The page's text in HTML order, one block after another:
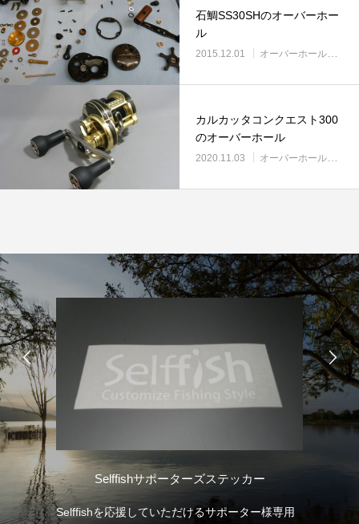
石鯛SS30SHのオーバーホー
ル
2015.12.01 オーバーホール実例
カルカッタコンクエスト300
のオーバーホール
2020.11.03 オーバーホール実例
Selffishサポーターズステッカー
Selffishを応援していただけるサポーター様専用